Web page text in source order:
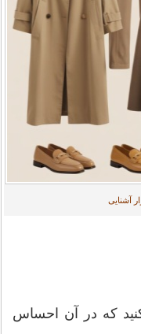
آشنایی
که در آن احساس